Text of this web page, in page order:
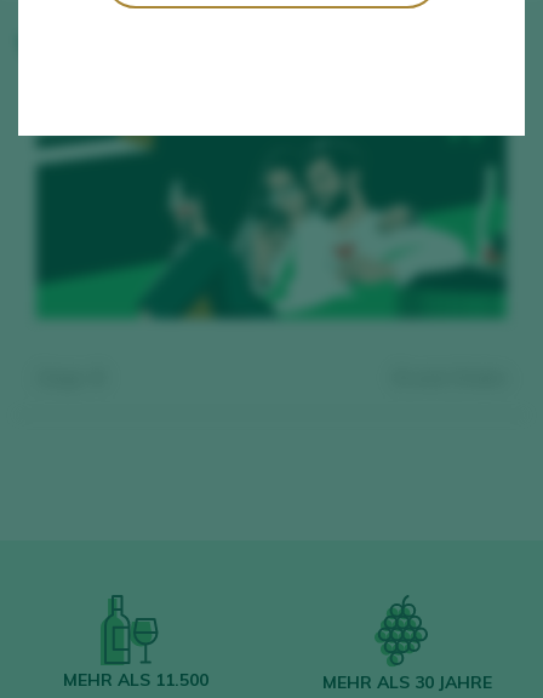
Kostenlos registrieren und auf
den Inhalt zugreifen
MEHR ALS 11.500
MEHR ALS 30 JAHRE